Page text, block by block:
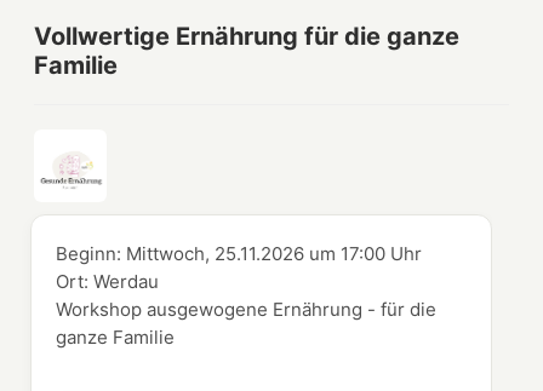
Vollwertige Ernährung für die ganze
Familie
Beginn: Mittwoch, 25.11.2026 um 17:00 Uhr
Ort:Werdau
Workshop ausgewogene Ernährung - für die
ganze Familie